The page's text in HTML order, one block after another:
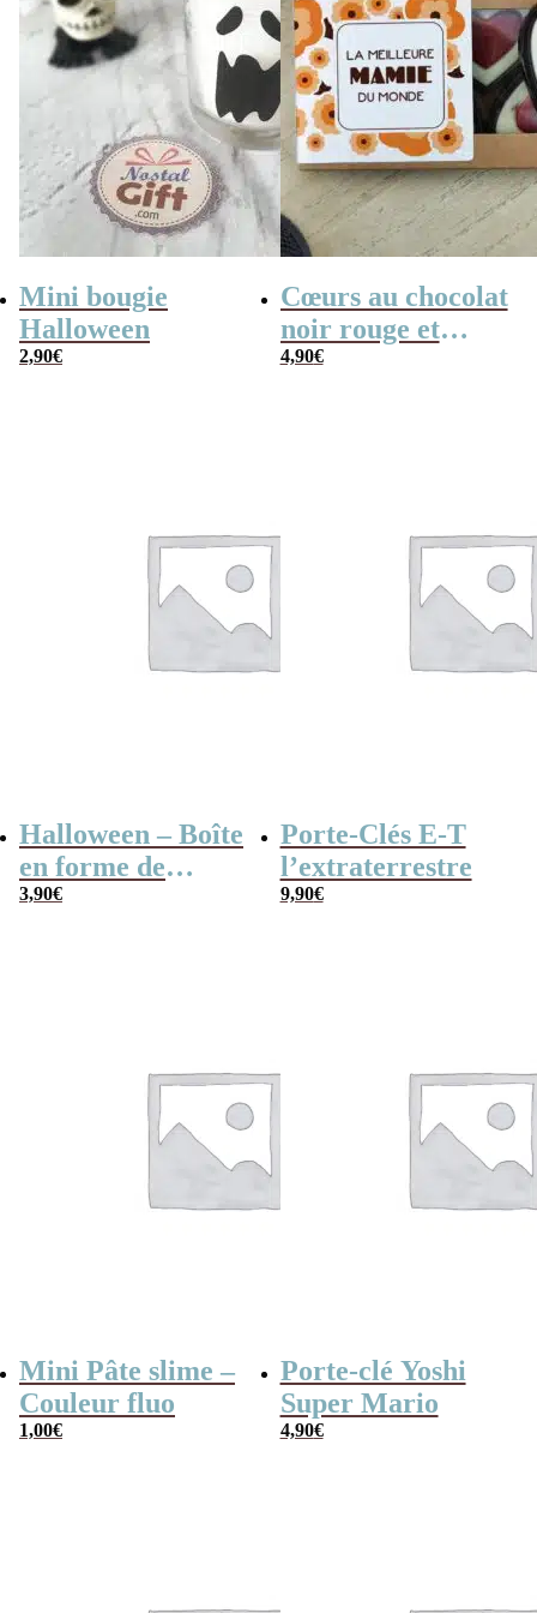
Mini bougie
Halloween
2,90€
Cœurs au chocolat
noir rouge et
blanc x4 “La
4,90€
Halloween – Boîte
en forme de
cercueil
3,90€
Porte-Clés E-T
l’extraterrestre
9,90€
Mini Pâte slime –
Couleur fluo
1,00€
Porte-clé Yoshi
Super Mario
4,90€